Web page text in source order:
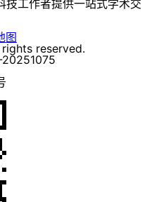
技工作者提供一站式学术交
图
reserved.
20251075